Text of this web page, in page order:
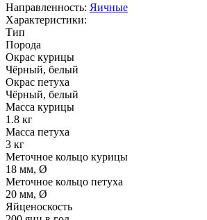
Направленность: Яичные
Характеристики:
Тип
Порода
Окрас курицы
Чёрный, белый
Окрас петуха
Чёрный, белый
Масса курицы
1.8 кг
Масса петуха
3 кг
Меточное кольцо курицы
18 мм, Ø
Меточное кольцо петуха
20 мм, Ø
Яйценоскость